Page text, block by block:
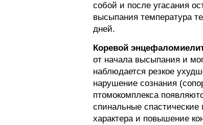
собой и после угасания
высыпания температура
дней.
Коревой
от начала высыпания и
наблюдается резкое
нарушение сознания
птомокомплекса
спинальные
характера и повышение